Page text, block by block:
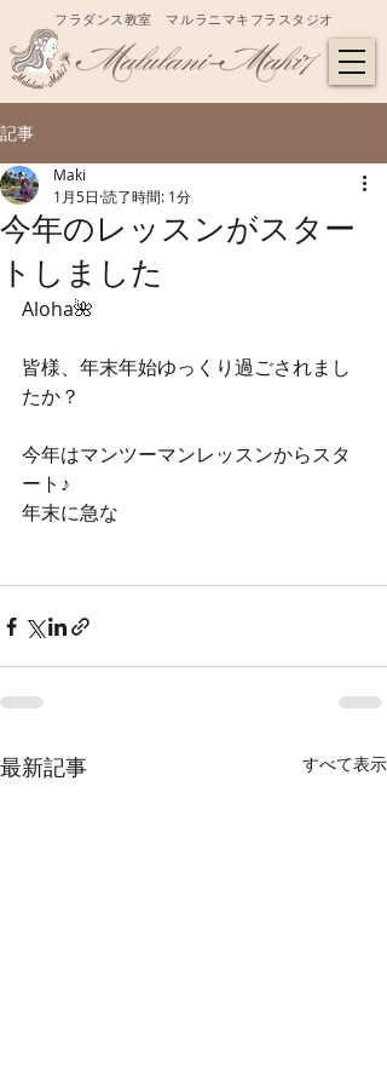
フラダンス教室 マルラニマキフラスタジオ
記事
今年のレッスンがスター
トしました
Maki
1月5日 読了時間: 1分
Aloha🌺
皆様、年末年始ゆっくり過ごされまし
たか？
今年はマンツーマンレッスンからスタ
ート♪
年末に急な
最新記事 すべて表示